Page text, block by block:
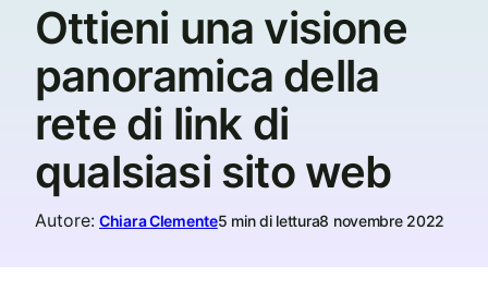
Ottieni una visione
panoramica della
rete di link di
qualsiasi sito web
Autore: Chiara Clemente5 min di lettura8 novembre 2022